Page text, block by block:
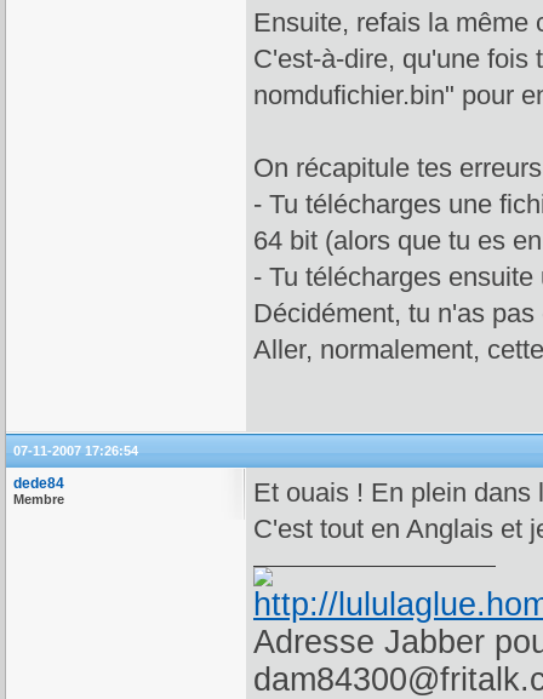
Ensuite, refais la même
C'est-à-dire, qu'une fois
nomdufichier.bin" pour
On récapitule tes
- Tu télécharges une
64 bit (alors que tu es
- Tu télécharges
Décidément, tu n'as
Aller, normalement,
07-11-2007 17:26:54
dede84
Membre
Et ouais ! En plein dans
C'est tout en Anglais et
Adresse Jabber